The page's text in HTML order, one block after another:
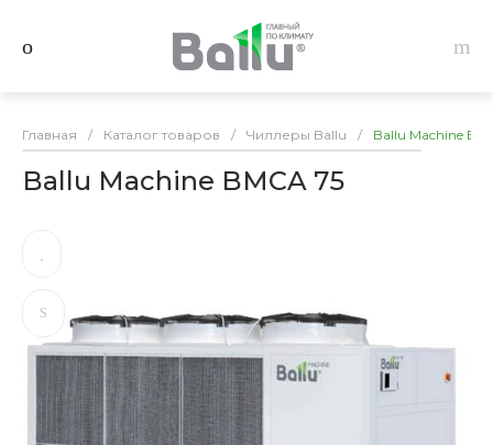
Главная / Каталог товаров / Чиллеры Ballu / Ballu Machine
Ballu Machine BMCA 75